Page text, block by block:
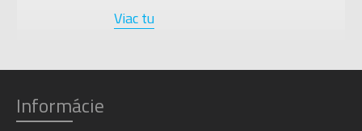
Viac tu
Informácie